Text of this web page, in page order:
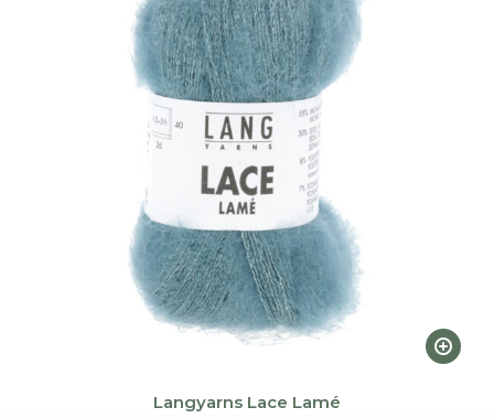
Ce
produit
Langyarns Lace Lamé